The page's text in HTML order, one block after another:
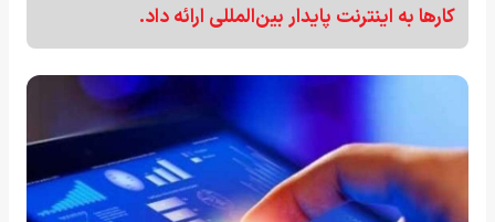
کارها به اینترنت پایدار بین‌المللی ارائه داد.